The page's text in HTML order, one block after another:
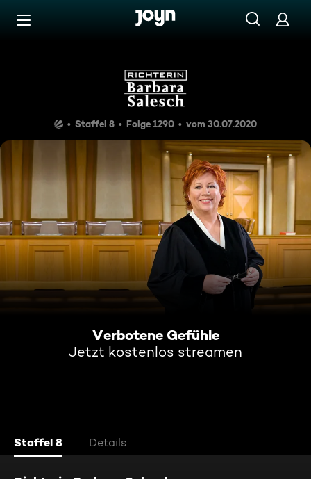
Zum Inhalt springen
Verbotene Gefühle
Staffel 8 Folge 1290 vom 30.07.2020
Verbotene Gefühle
Jetzt kostenlos streamen
Staffel 8 Details